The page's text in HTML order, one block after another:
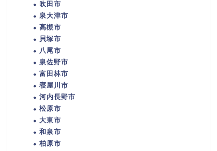
吹田市
泉大津市
高槻市
貝塚市
八尾市
泉佐野市
富田林市
寝屋川市
河内長野市
松原市
大東市
和泉市
柏原市